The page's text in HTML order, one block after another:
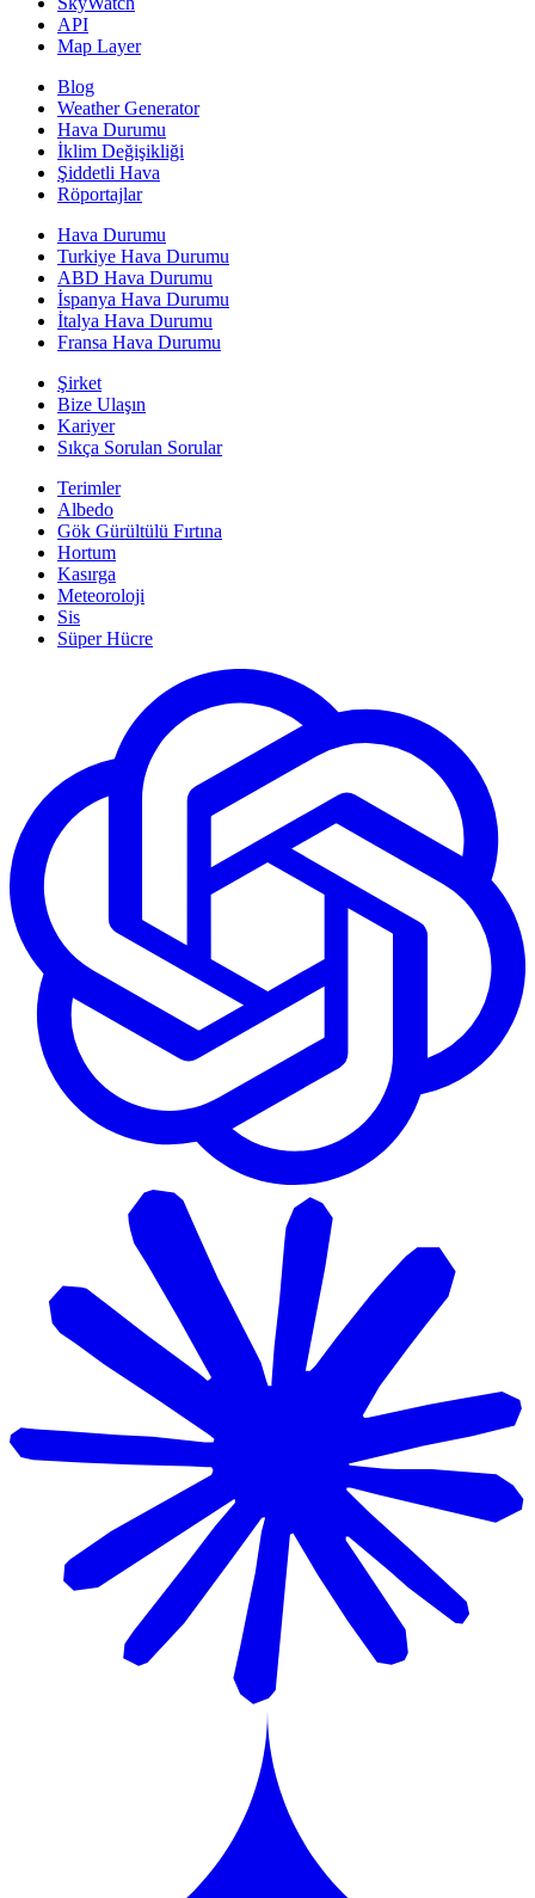
API
Map Layer
Blog
Weather Generator
Hava Durumu
İklim Değişikliği
Şiddetli Hava
Röportajlar
Hava Durumu
Turkiye Hava Durumu
ABD Hava Durumu
İspanya Hava Durumu
İtalya Hava Durumu
Fransa Hava Durumu
Şirket
Bize Ulaşın
Kariyer
Sıkça Sorulan Sorular
Terimler
Albedo
Gök Gürültülü Fırtına
Hortum
Kasırga
Meteoroloji
Sis
Süper Hücre